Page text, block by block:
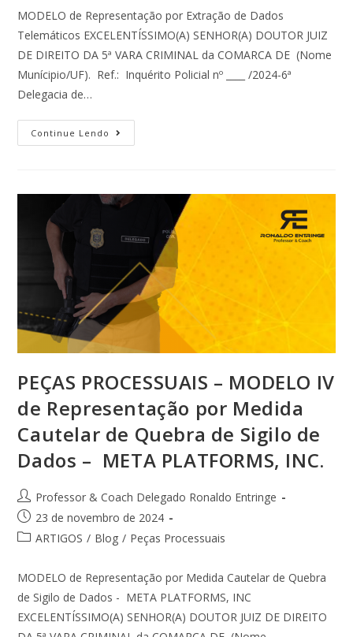
MODELO de Representação por Extração de Dados
Telemáticos EXCELENTÍSSIMO(A) SENHOR(A) DOUTOR JUIZ
DE DIREITO DA 5ª VARA CRIMINAL da COMARCA DE (Nome
Munícipio/UF). Ref.: Inquérito Policial nº ____ /2024-6ª
Delegacia de…
Continue Lendo
PEÇAS PROCESSUAIS – MODELO IV
de Representação por Medida
Cautelar de Quebra de Sigilo de
Dados – META PLATFORMS, INC.
Professor & Coach Delegado Ronaldo Entringe
23 de novembro de 2024
ARTIGOS / Blog / Peças Processuais
MODELO de Representação por Medida Cautelar de Quebra
de Sigilo de Dados - META PLATFORMS, INC
EXCELENTÍSSIMO(A) SENHOR(A) DOUTOR JUIZ DE DIREITO